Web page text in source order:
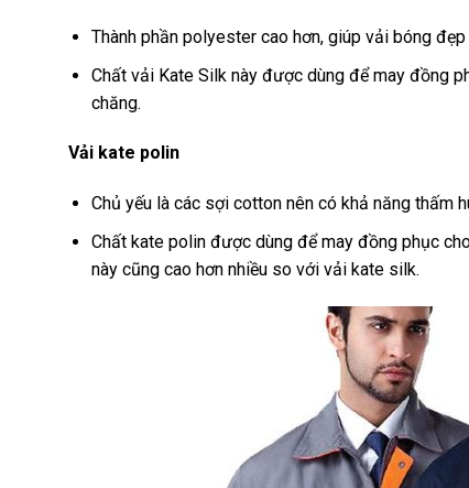
Thành phần polyester cao hơn, giúp vải bóng đẹp
Chất vải Kate Silk này được dùng để may đồng
chăng.
Vải kate polin
Chủ yếu là các sợi cotton nên có khả năng thấm
Chất kate polin được dùng để may đồng phục
này cũng cao hơn nhiều so với vải kate silk.